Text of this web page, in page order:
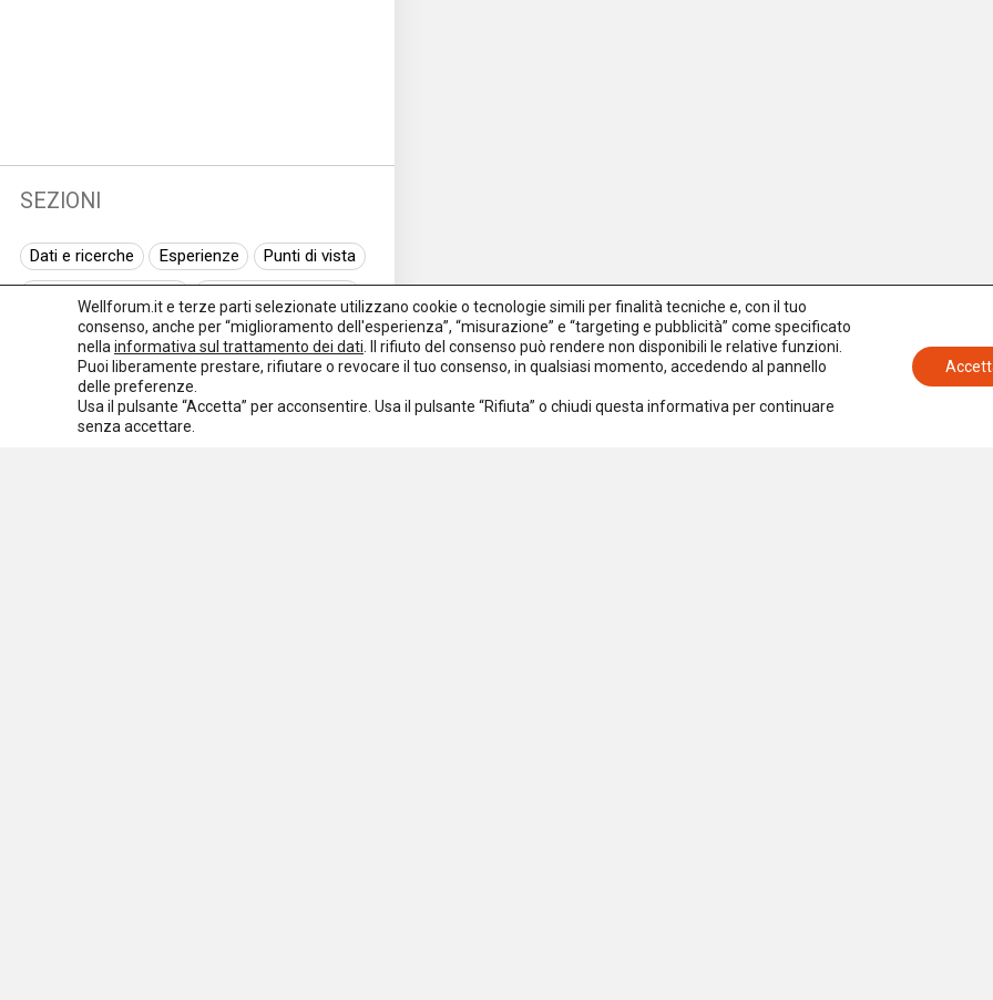
SEZIONI
Dati e ricerche Esperienze
Punti di vista
Normativa europea
Rassegna normativa
I seminari di Welforum
Eventi
Spazio ai promotori
Wellforum.it e terze parti selezionate utilizzano cookie o tecnologie simili per finalità tecniche e, con il tuo
consenso, anche per “miglioramento dell'esperienza”, “misurazione” e “targeting e pubblicità” come specificato
nella informativa sul trattamento dei dati . Il rifiuto del consenso può rendere non disponibili le relative funzioni.
Puoi liberamente prestare, rifiutare o revocare il tuo consenso, in qualsiasi momento, accedendo al pannello
delle preferenze.
Usa il pulsante “Accetta” per acconsentire. Usa il pulsante “Rifiuta” o chiudi questa informativa per continuare
senza accettare.